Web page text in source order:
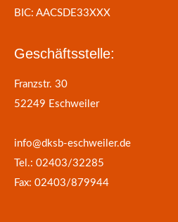
BIC: AACSDE33XXX
Geschäftsstelle:
Franzstr. 30
52249 Eschweiler
info@dksb-eschweiler.de
Tel.: 02403/32285
Fax: 02403/879944